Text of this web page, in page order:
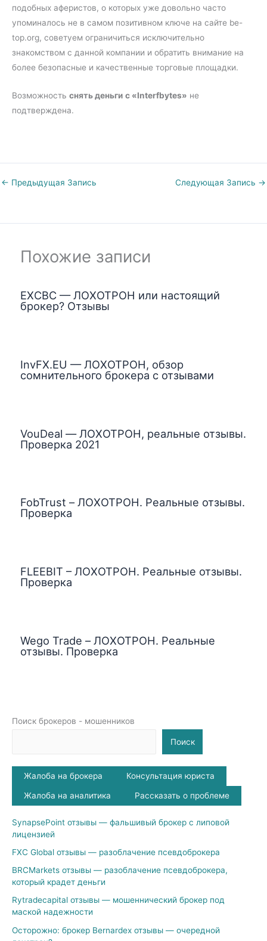
Поиск брокеров - мошенников
Поиск
Жалоба на брокера Консультация юриста
Жалоба на аналитика Рассказать о проблеме
SynapsePoint отзывы — фальшивый брокер с липовой
лицензией
FXC Global отзывы — разоблачение псевдоброкера
BRCMarkets отзывы — разоблачение псевдоброкера,
который крадет деньги
Rytradecapital отзывы — мошеннический брокер под
маской надежности
Осторожно: брокер Bernardex отзывы — очередной
подобных аферистов, о которых уже довольно часто
упоминалось не в самом позитивном ключе на сайте be-
top.org, советуем ограничиться исключительно
знакомством с данной компании и обратить внимание на
более безопасные и качественные торговые площадки.
Возможность снять деньги с «Interfbytes» не
подтверждена.
← Предыдущая Запись Следующая Запись →
Похожие записи
EXCBC — ЛОХОТРОН или настоящий
брокер? Отзывы
InvFX.EU — ЛОХОТРОН, обзор
сомнительного брокера с отзывами
VouDeal — ЛОХОТРОН, реальные отзывы.
Проверка 2021
FobTrust – ЛОХОТРОН. Реальные отзывы.
Проверка
FLEEBIT – ЛОХОТРОН. Реальные отзывы.
Проверка
Wego Trade – ЛОХОТРОН. Реальные
отзывы. Проверка